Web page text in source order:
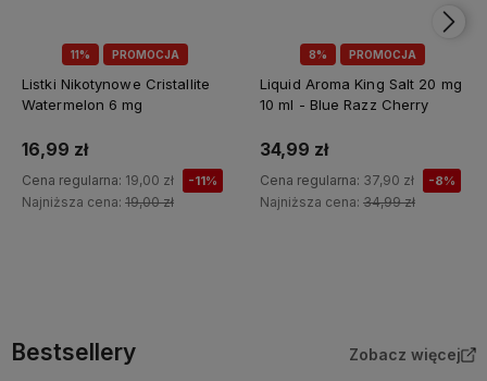
11% PROMOCJA
Listki Nikotynowe Cristallite
Watermelon 6 mg
16,99 zł
Cena regularna: 19,00 zł -11%
Najniższa cena: 19,00 zł
8% PROMOCJA
Liquid Aroma King Salt 20 mg
10 ml - Blue Razz Cherry
34,99 zł
Cena regularna: 37,90 zł -8%
Najniższa cena: 34,99 zł
Bestsellery Zobacz więcej